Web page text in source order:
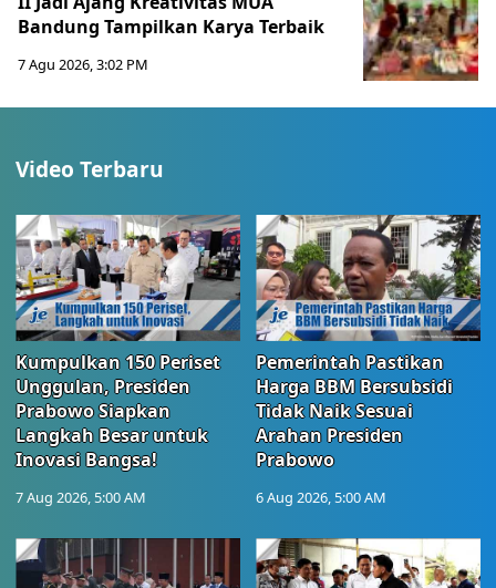
Bandung Tampilkan Karya Terbaik
7 Agu 2026, 3:02 PM
Video Terbaru
Kumpulkan 150 Periset
Unggulan, Presiden
Prabowo Siapkan
Langkah Besar untuk
Inovasi Bangsa!
7 Aug 2026, 5:00 AM
Pemerintah Pastikan
Harga BBM Bersubsidi
Tidak Naik Sesuai
Arahan Presiden
Prabowo
6 Aug 2026, 5:00 AM